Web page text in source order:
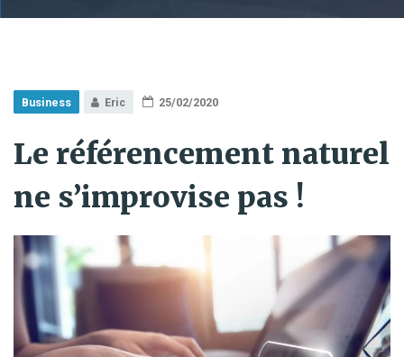
Business Eric 25/02/2020
Le référencement naturel
ne s’improvise pas !